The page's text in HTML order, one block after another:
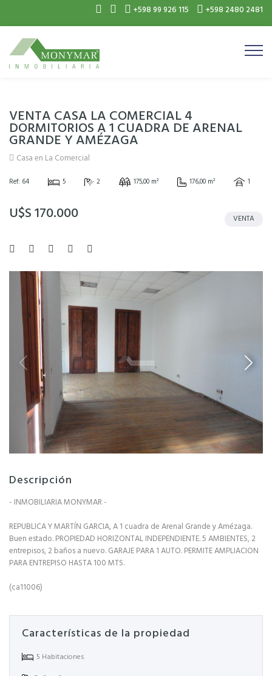
+598 99 926 115 +598 2480 2481
VENTA CASA LA COMERCIAL 4
DORMITORIOS A 1 CUADRA DE ARENAL
GRANDE Y AMÉZAGA
Casa en La Comercial
Ref: 64 5 2 175,00 m² 176,00 m² 1
U$S 170.000 VENTA
Descripción
- INMOBILIARIA MONYMAR -
REPUBLICA Y MARTÍN GARCIA, A 1 cuadra de Arenal Grande y Amézaga.
Buen estado. PROPIEDAD HORIZONTAL INDEPENDIENTE. 5 AMBIENTES, 2
entrepisos, 2 baños a nuevo. GARAJE PARA 1 AUTO. PERMITE AMPLIACION
PARA ENTREPISO HASTA 100 MTS.
(ca11006)
Características de la propiedad
5 Habitaciones